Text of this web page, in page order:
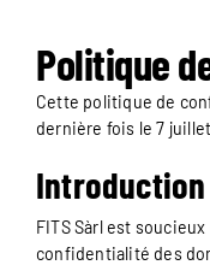
Politique
Cette politique de
dernière fois le 7
Introduction
FITS Sàrl est
confidentialité des